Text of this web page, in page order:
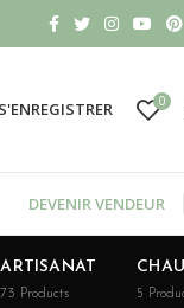
0
DEVENIR VENDEUR
ARTISANAT
73 Products 5